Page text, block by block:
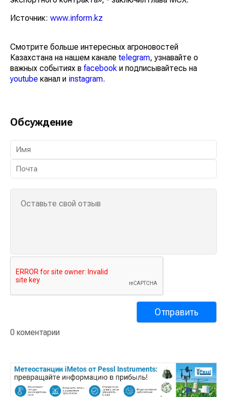
Источник: www.inform.kz
Смотрите больше интересных агроновостей
Казахстана на нашем канале telegram, узнавайте о
важных событиях в facebook и подписывайтесь на
youtube канал и instagram.
Обсуждение
0 коментарии